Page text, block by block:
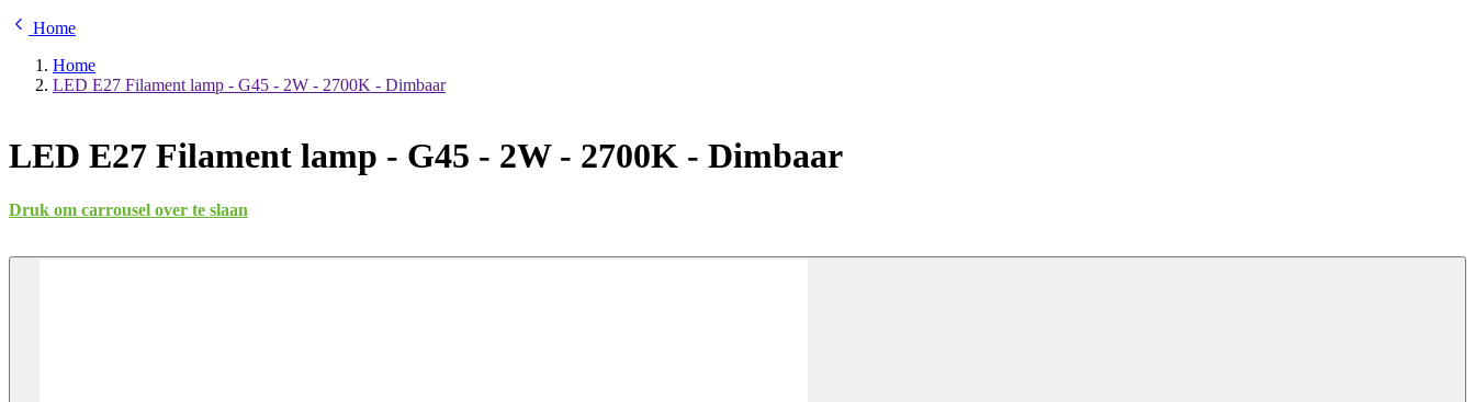
Home
Home
LED E27 Filament lamp - G45 - 2W - 2700K - Dimbaar
LED E27 Filament lamp - G45 - 2W - 2700K - Dimbaar
Druk om carrousel over te slaan